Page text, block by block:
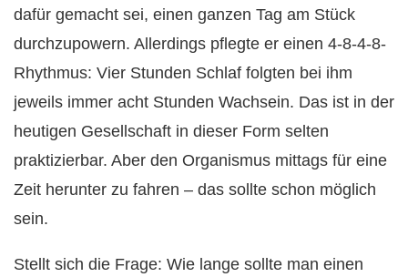
dafür gemacht sei, einen ganzen Tag am Stück
durchzupowern. Allerdings pflegte er einen 4-8-4-8-
Rhythmus: Vier Stunden Schlaf folgten bei ihm
jeweils immer acht Stunden Wachsein. Das ist in der
heutigen Gesellschaft in dieser Form selten
praktizierbar. Aber den Organismus mittags für eine
Zeit herunter zu fahren – das sollte schon möglich
sein.
Stellt sich die Frage: Wie lange sollte man einen